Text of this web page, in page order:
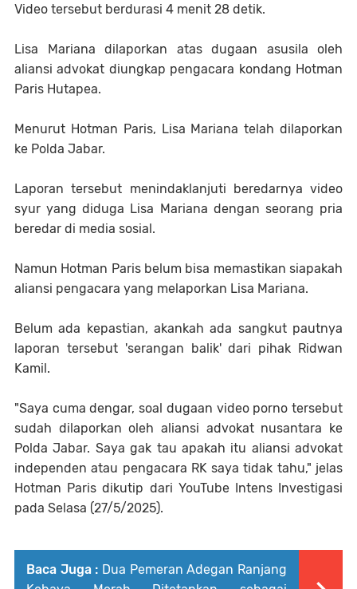
Video tersebut berdurasi 4 menit 28 detik.
Lisa Mariana dilaporkan atas dugaan asusila oleh
aliansi advokat diungkap pengacara kondang Hotman
Paris Hutapea.
Menurut Hotman Paris, Lisa Mariana telah dilaporkan
ke Polda Jabar.
Laporan tersebut menindaklanjuti beredarnya video
syur yang diduga Lisa Mariana dengan seorang pria
beredar di media sosial.
Namun Hotman Paris belum bisa memastikan siapakah
aliansi pengacara yang melaporkan Lisa Mariana.
Belum ada kepastian, akankah ada sangkut pautnya
laporan tersebut 'serangan balik' dari pihak Ridwan
Kamil.
"Saya cuma dengar, soal dugaan video porno tersebut
sudah dilaporkan oleh aliansi advokat nusantara ke
Polda Jabar. Saya gak tau apakah itu aliansi advokat
independen atau pengacara RK saya tidak tahu," jelas
Hotman Paris dikutip dari YouTube Intens Investigasi
pada Selasa (27/5/2025).
Baca Juga : Dua Pemeran Adegan Ranjang